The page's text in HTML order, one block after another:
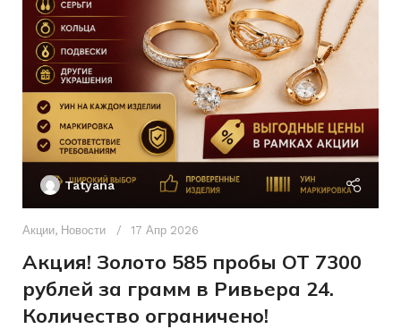
СОСТОЯНИЕ
ВСТАВКА Без вставок
КОЛИЧЕСТВО КАМНЕЙ
Без
камней
ДЛЯ КОГО Женщинам
ПЛЕТЕНИЕ Другое
БРЕНД Без бренда
ВСТАВКА Без вставок
Tatyana
Акции, Новости 17 Апр 2026
Акция! Золото 585 пробы ОТ 7300
рублей за грамм в Ривьера 24.
Количество ограничено!